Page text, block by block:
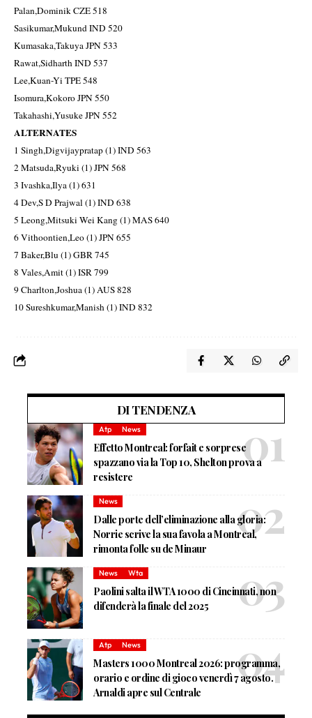
Palan,Dominik CZE 518
Sasikumar,Mukund IND 520
Kumasaka,Takuya JPN 533
Rawat,Sidharth IND 537
Lee,Kuan-Yi TPE 548
Isomura,Kokoro JPN 550
Takahashi,Yusuke JPN 552
ALTERNATES
1 Singh,Digvijaypratap (1) IND 563
2 Matsuda,Ryuki (1) JPN 568
3 Ivashka,Ilya (1) 631
4 Dev,S D Prajwal (1) IND 638
5 Leong,Mitsuki Wei Kang (1) MAS 640
6 Vithoontien,Leo (1) JPN 655
7 Baker,Blu (1) GBR 745
8 Vales,Amit (1) ISR 799
9 Charlton,Joshua (1) AUS 828
10 Sureshkumar,Manish (1) IND 832
DI TENDENZA
Atp News
Effetto Montreal: forfait e sorprese
spazzano via la Top 10, Shelton prova a
resistere
News
Dalle porte dell’eliminazione alla gloria:
Norrie scrive la sua favola a Montreal,
rimonta folle su de Minaur
News Wta
Paolini salta il WTA 1000 di Cincinnati, non
difenderà la finale del 2025
Atp News
Masters 1000 Montreal 2026: programma,
orario e ordine di gioco venerdì 7 agosto.
Arnaldi apre sul Centrale